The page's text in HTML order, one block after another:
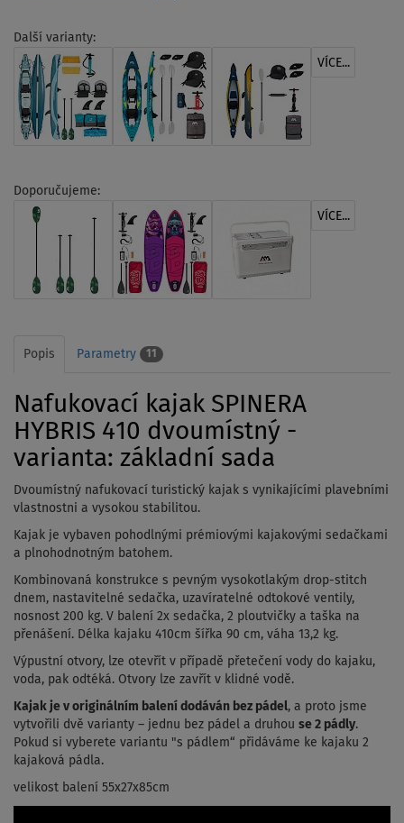
Další varianty:
VÍCE...
Doporučujeme:
VÍCE...
Popis Parametry 11
Nafukovací kajak SPINERA
HYBRIS 410 dvoumístný -
varianta: základní sada
Dvoumístný nafukovací turistický kajak s vynikajícími plavebními
vlastnostni a vysokou stabilitou.
Kajak je vybaven pohodlnými prémiovými kajakovými sedačkami
a plnohodnotným batohem.
Kombinovaná konstrukce s pevným vysokotlakým drop-stitch
dnem, nastavitelné sedačka, uzavíratelné odtokové ventily,
nosnost 200 kg. V balení 2x sedačka, 2 ploutvičky a taška na
přenášení. Délka kajaku 410cm šířka 90 cm, váha 13,2 kg.
Výpustní otvory, lze otevřít v případě přetečení vody do kajaku,
voda, pak odtéká. Otvory lze zavřít v klidné vodě.
Kajak je v originálním balení dodáván bez pádel, a proto jsme
vytvořili dvě varianty – jednu bez pádel a druhou se 2 pádly.
Pokud si vyberete variantu "s pádlem“ přidáváme ke kajaku 2
kajaková pádla.
velikost balení 55x27x85cm